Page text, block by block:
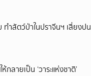
ทำสัตว์ป่าในปราจีนฯ เสี่ยงปน
ลายเป็น ‘วาระแห่งชาติ’